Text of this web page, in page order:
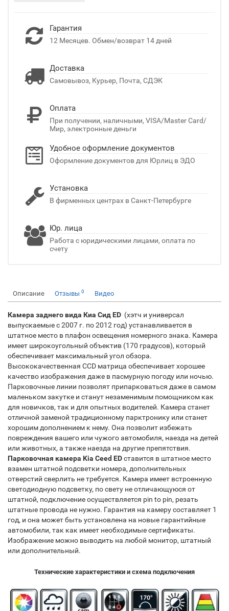
Гарантия
12 Месяцев. Обмен/возврат 14 дней
Доставка
Самовывоз, Курьер, Почта, СДЭК
Оплата
При получении, наличными, VISA/Master Card/
Мир, электронные деньги
Удобное оформление документов
Оформление документов для Юрлиц в ЭДО
Установка
В фирменных центрах в Санкт-Петербурге
Юр. лица
Работа с юридическими лицами, оплата по
счету
Описание Отзывы 0 Видео
Камера заднего вида Киа Сид ED (хэтч и универсал
выпускаемые с 2007 г. по 2012 год) устанавливается в
штатное место в плафон освещения номерного знака. Камера
имеет широкоугольный объектив (170 градусов), который
обеспечивает максимальный угол обзора.
Высококачественная CCD матрица обеспечивает хорошее
качество изображения даже в пасмурную погоду или ночью.
Парковочные линии позволят припарковаться даже в самом
маленьком закутке и станут незаменимым помощником как
для новичков, так и для опытных водителей. Камера станет
отличной заменой традиционному парктронику или станет
хорошим дополнением к нему. Она позволит избежать
повреждения вашего или чужого автомобиля, наезда на детей
или животных, а также наезда на другие препятствия.
Парковочная камера Kia Ceed EDставится в штатное место
взамен штатной подсветки номера, дополнительных
отверстий сверлить не требуется. Камера имеет встроенную
светодиодную подсветку, по свету не отличающуюся от
штатной, подключение осуществляется pin to pin, резать
штатные провода не нужно. Гарантия на камеру составляет 1
год, и она может быть установлена на новые гарантийные
автомобили, так как имеет необходимые сертификаты.
Изображение можно выводить на любой монитор, штатный
или дополнительный.
Технические характеристики и схема подключения